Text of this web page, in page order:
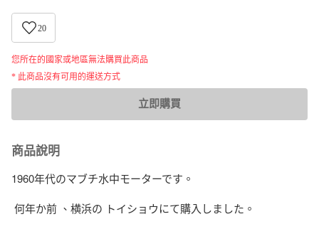
20
您所在的國家或地區無法購買此商品
* 此商品沒有可用的運送方式
立即購買
商品說明
1960年代のマブチ水中モーターです。